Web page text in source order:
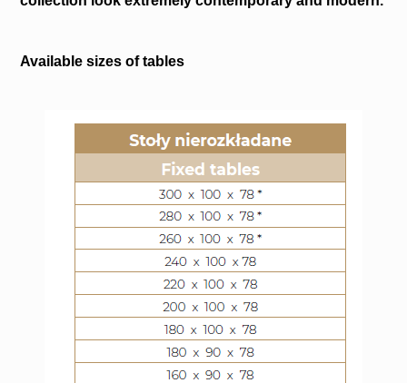
Available sizes of tables